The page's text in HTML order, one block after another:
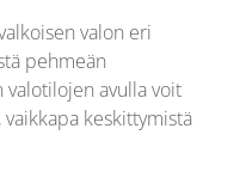
valon eri
pehmeän
avulla voit
keskittymistä